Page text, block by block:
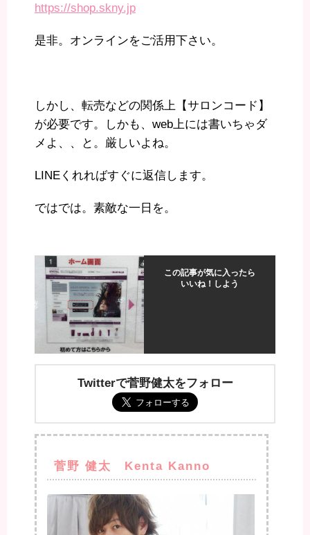
https://shop.skny.jp
是非。オンラインをご活用下さい。
しかし、転売などの関係上【サロンコード】
が必要です。しかも、web上には書いちゃダ
メよ、、と。厳しいよね。
LINEくれればすぐに返信します。
ではでは。素敵な一日を。
この記事が気に入ったら
いいね！しよう
Twitterで菅野健太をフォロー
菅野 健太 Kenta Kanno